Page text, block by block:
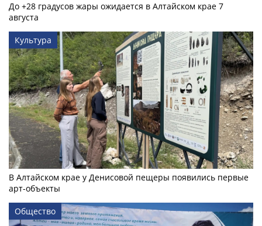
До +28 градусов жары ожидается в Алтайском крае 7
августа
Культура
В Алтайском крае у Денисовой пещеры появились первые
арт-объекты
Общество